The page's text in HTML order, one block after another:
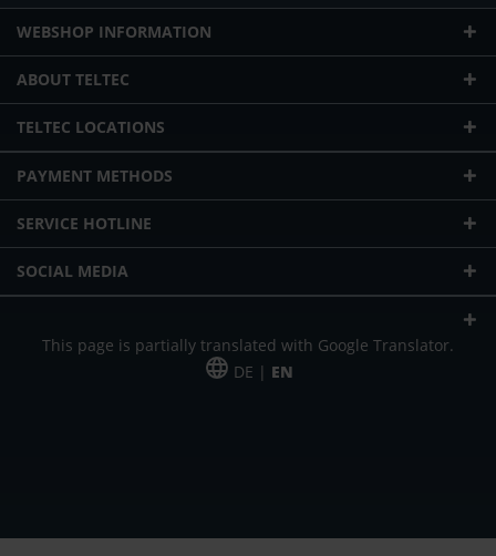
WEBSHOP INFORMATION
ABOUT TELTEC
TELTEC LOCATIONS
PAYMENT METHODS
SERVICE HOTLINE
SOCIAL MEDIA
This page is partially translated with Google Translator.
DE | EN